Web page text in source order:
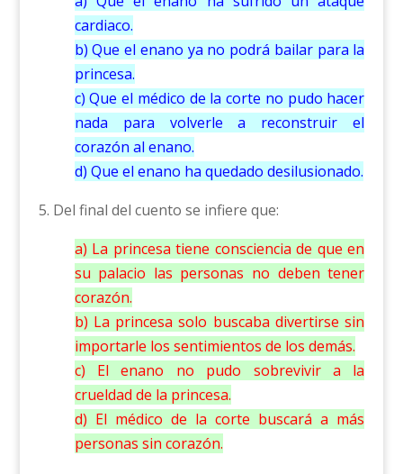
cardiaco.
b) Que el enano ya no podrá bailar para la
princesa.
c) Que el médico de la corte no pudo hacer
nada para volverle a reconstruir el
corazón al enano.
d) Que el enano ha quedado desilusionado.
5. Del final del cuento se infiere que:
a) La princesa tiene consciencia de que en
su palacio las personas no deben tener
corazón.
b) La princesa solo buscaba divertirse sin
importarle los sentimientos de los demás.
c) El enano no pudo sobrevivir a la
crueldad de la princesa.
d) El médico de la corte buscará a más
personas sin corazón.